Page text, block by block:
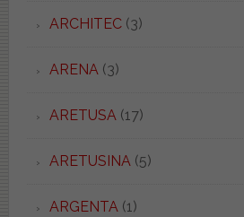
ARCHITEC(3)
ARENA(3)
ARETUSA(17)
ARETUSINA(5)
ARGENTA(1)